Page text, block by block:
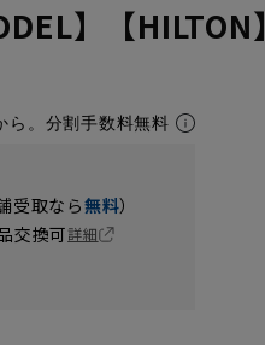
】【HILTON】
ら。分割手数料無料
受取なら無料）
交換可詳細